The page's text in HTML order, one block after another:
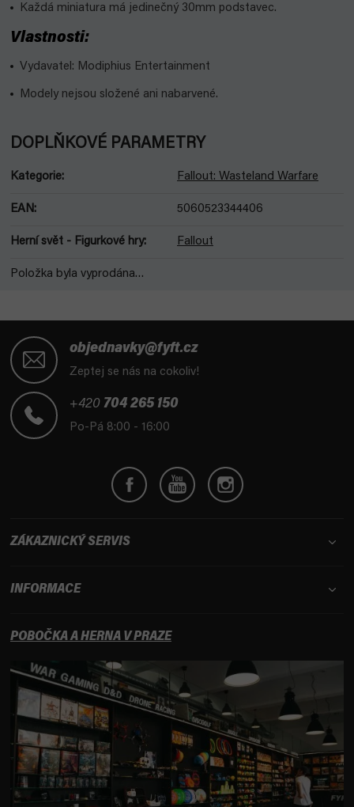
Každá miniatura má jedinečný 30mm podstavec.
Vlastnosti:
Vydavatel: Modiphius Entertainment
Modely nejsou složené ani nabarvené.
DOPLŇKOVÉ PARAMETRY
Kategorie: Fallout: Wasteland Warfare
EAN: 5060523344406
Herní svět - Figurkové hry: Fallout
Položka byla vyprodána…
objednavky@fyft.cz
Zeptej se nás na cokoliv!
+420 704 265 150
Po-Pá 8:00 - 16:00
ZÁKAZNICKÝ SERVIS
INFORMACE
POBOČKA A HERNA V PRAZE